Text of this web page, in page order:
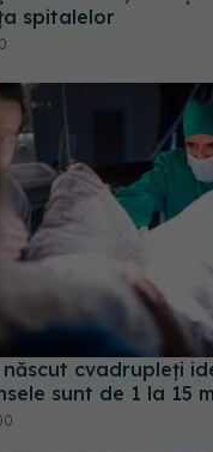
spitalelor
cvadrupleți
sunt de 1 la 15